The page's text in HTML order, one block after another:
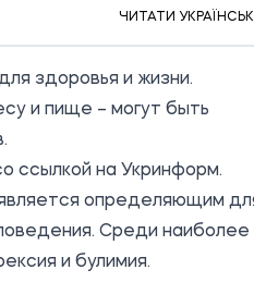
ЧИТАТИ
здоровья и жизни.
и пище – могут быть
ссылкой на Укринформ.
определяющим
Среди наиболее
и булимия.